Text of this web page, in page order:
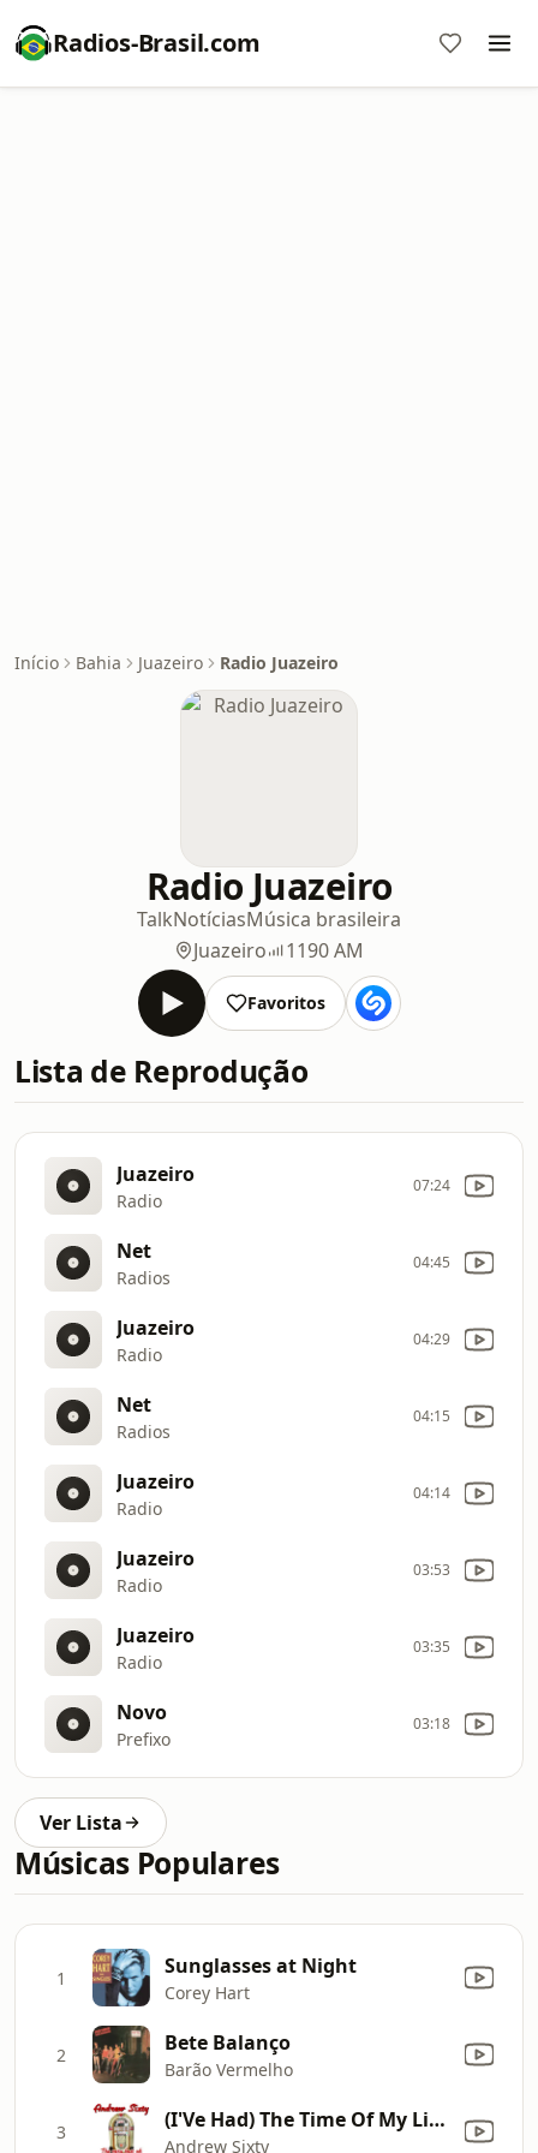
Radios-Brasil.com
Início Bahia Juazeiro Radio Juazeiro
Radio Juazeiro
TalkNotíciasMúsica brasileira
Juazeiro
1190 AM
Favoritos
Lista de Reprodução
Juazeiro
Radio
07:24
Net
Radios
04:45
Juazeiro
Radio
04:29
Net
Radios
04:15
Juazeiro
Radio
04:14
Juazeiro
Radio
03:53
Juazeiro
Radio
03:35
Novo
Prefixo
03:18
Ver Lista
Músicas Populares
1 Sunglasses at Night
Corey Hart
2 Bete Balanço
Barão Vermelho
3 (I'Ve Had) The Time Of My Life (Love Mix)
Andrew Sixty